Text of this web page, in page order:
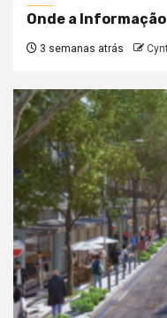
Onde a
3 semanas atrás